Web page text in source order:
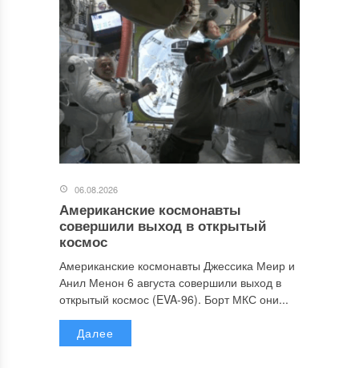
06.08.2026
Американские космонавты
совершили выход в открытый
космос
Американские космонавты Джессика Меир и
Анил Менон 6 августа совершили выход в
открытый космос (EVA-96). Борт МКС они...
Далее